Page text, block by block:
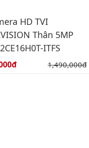
HD TVI
Thân 5MP
ITFS
Giá gốc:
1,490,000đ